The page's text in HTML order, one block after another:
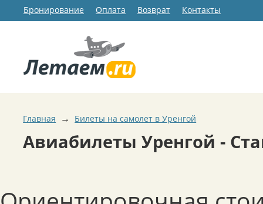
Бронирование Оплата Возврат Контакты
Главная → Билеты на самолет в Уренгой
Авиабилеты Уренгой -